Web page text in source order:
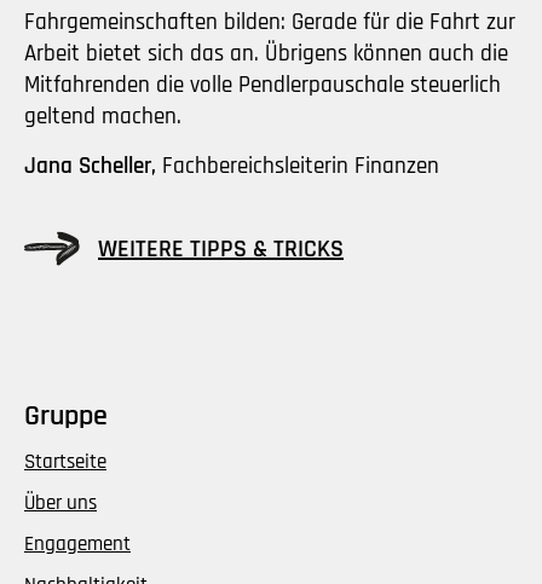
Fahrgemeinschaften bilden: Gerade für die Fahrt zur
Arbeit bietet sich das an. Übrigens können auch die
Mitfahrenden die volle Pendlerpauschale steuerlich
geltend machen.
Jana Scheller, Fachbereichsleiterin Finanzen
WEITERE TIPPS & TRICKS
Gruppe
Startseite
Über uns
Engagement